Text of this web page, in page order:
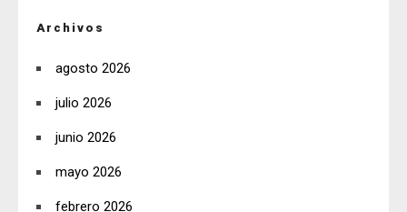
Archivos
agosto 2026
julio 2026
junio 2026
mayo 2026
febrero 2026